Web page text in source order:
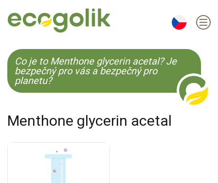
EN ES CS KO
Co je to Menthone glycerin acetal? Je
bezpečný pro vás a bezpečný pro
planetu?
Menthone glycerin acetal